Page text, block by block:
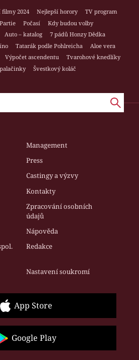
filmy 2024 Nejlepší horory
TV program
Partie Počasí
Kdy budou volby
Auto – katalog
7 pádů Honzy Dědka
Tatarák podle Pohlreicha
Aloe vera
Výpočet ascendentu
Tvarohové knedlíky
Švestkový koláč
Management
Press
Castingy a výzvy
Kontakty
Zpracování osobních
údajů
Nápověda
Redakce
Nastavení soukromí
App Store
Google Play